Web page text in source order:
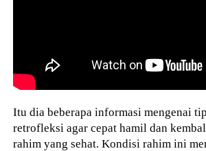
Itu dia beberapa informasi mengenai
retrofleksi agar cepat hamil dan
rahim yang sehat. Kondisi rahim ini